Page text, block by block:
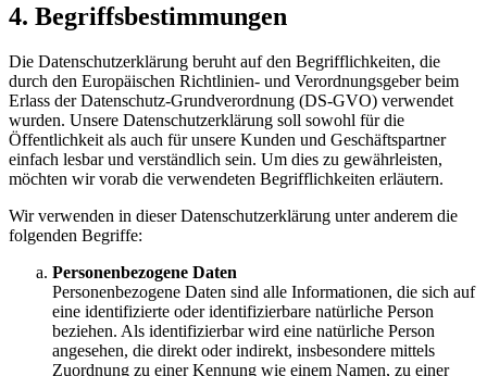
4. Begriffsbestimmungen
Die Datenschutzerklärung beruht auf den Begrifflichkeiten, die
durch den Europäischen Richtlinien- und Verordnungsgeber beim
Erlass der Datenschutz-Grundverordnung (DS-GVO) verwendet
wurden. Unsere Datenschutzerklärung soll sowohl für die
Öffentlichkeit als auch für unsere Kunden und Geschäftspartner
einfach lesbar und verständlich sein. Um dies zu gewährleisten,
möchten wir vorab die verwendeten Begrifflichkeiten erläutern.
Wir verwenden in dieser Datenschutzerklärung unter anderem die
folgenden Begriffe:
Personenbezogene Daten
Personenbezogene Daten sind alle Informationen, die sich auf
eine identifizierte oder identifizierbare natürliche Person
beziehen. Als identifizierbar wird eine natürliche Person
angesehen, die direkt oder indirekt, insbesondere mittels
Zuordnung zu einer Kennung wie einem Namen, zu einer